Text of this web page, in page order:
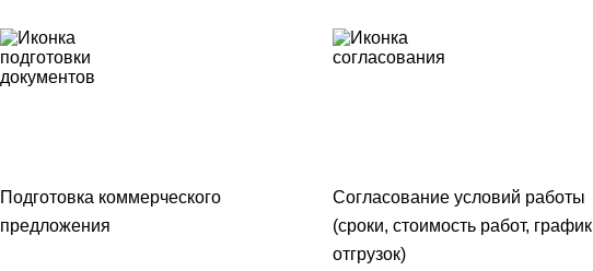
Подготовка коммерческого
предложения
Согласование условий работы
(сроки, стоимость работ, график
отгрузок)